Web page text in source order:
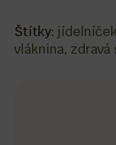
Štítky: jídelníček
vláknina, zdravá